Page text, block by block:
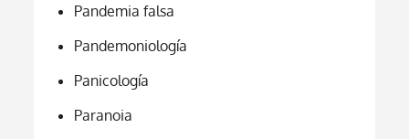
Pandemia falsa
Pandemoniología
Panicología
Paranoia